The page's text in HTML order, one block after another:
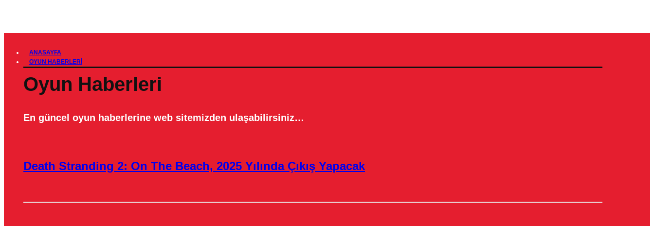
ANASAYFA
OYUN HABERLERI
Oyun Haberleri
En güncel oyun haberlerine web sitemizden ulaşabilirsiniz…
Death Stranding 2: On The Beach, 2025 Yılında Çıkış Yapacak